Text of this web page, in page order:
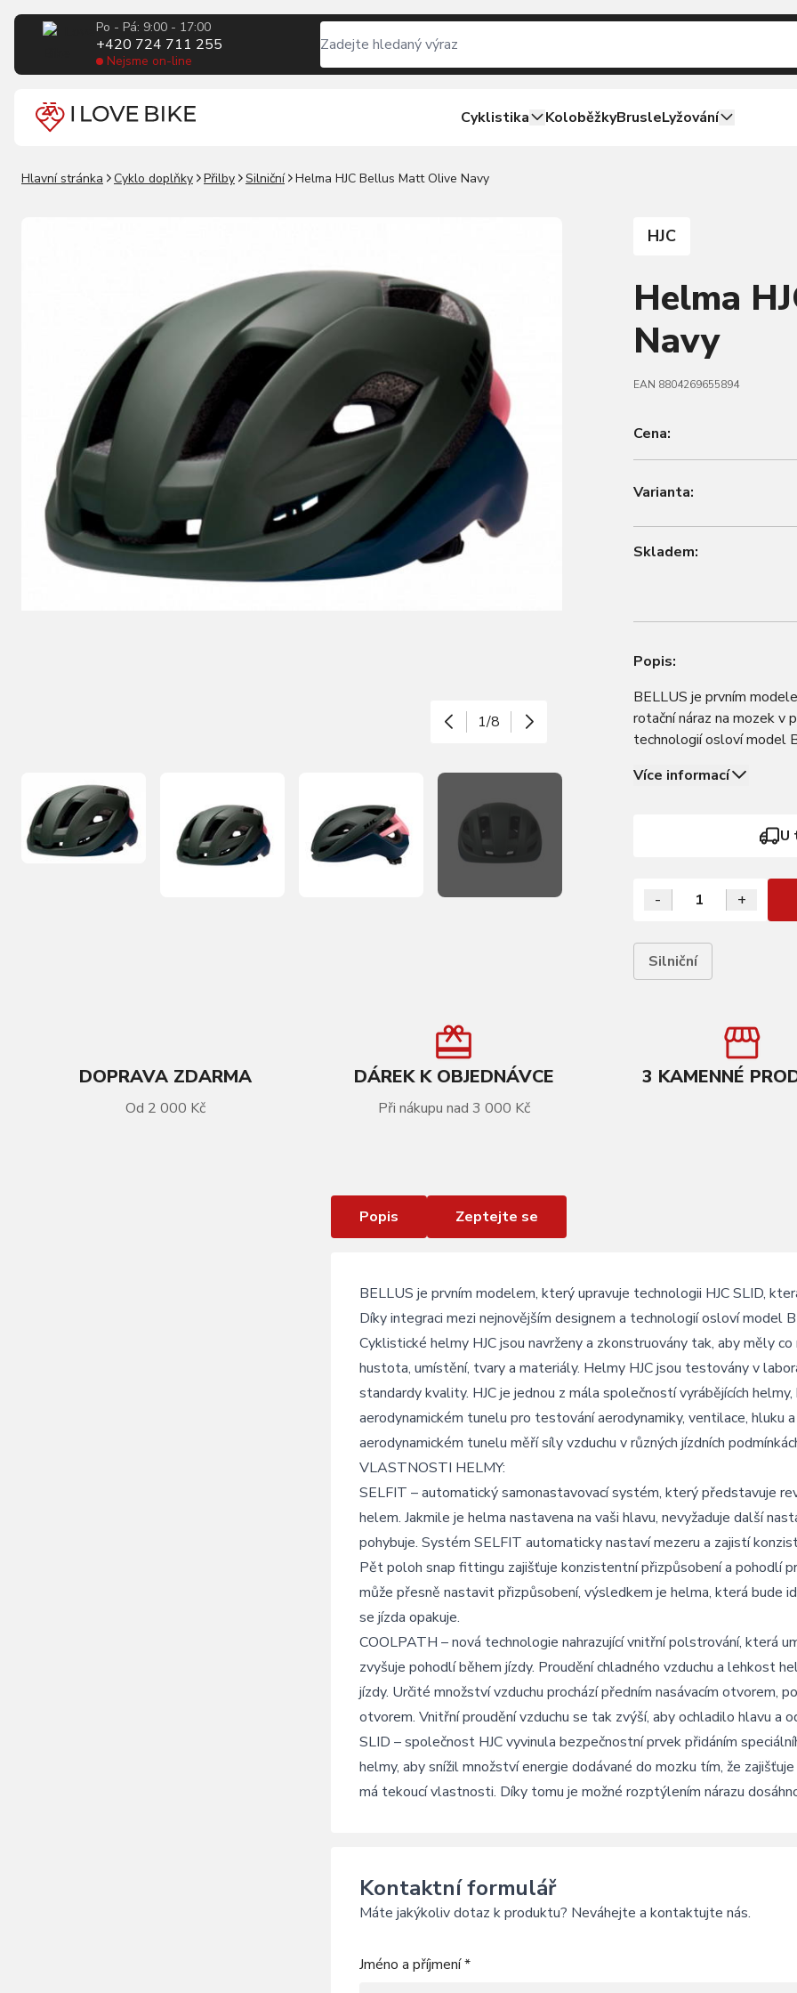
Po - Pá: 9:00 - 17:00
+420 724 711 255
Nejsme on-line
Cyklistika KoloběžkyBrusleLyžování
Hlavní stránka Cyklo doplňky Přilby Silniční Helma HJC Bellus Matt Olive Navy
1/8
HJC
Helma
Navy
EAN 8804269655894
Cena:
Varianta:
Skladem:
Popis:
BELLUS je prvním
rotační náraz na mozek v
technologií osloví model
Více informací
U
- +
Silniční
DOPRAVA ZDARMA
Od 2 000 Kč
DÁREK K OBJEDNÁVCE
Při nákupu nad 3 000 Kč
3 KAMENNÉ
Popis Zeptejte se
BELLUS je prvním modelem, který upravuje technologii HJC SLID,
Díky integraci mezi nejnovějším designem a technologií osloví model
Cyklistické helmy HJC jsou navrženy a zkonstruovány tak, aby měly
hustota, umístění, tvary a materiály. Helmy HJC jsou testovány v
standardy kvality. HJC je jednou z mála společností vyrábějících
aerodynamickém tunelu pro testování aerodynamiky, ventilace, hluku
aerodynamickém tunelu měří síly vzduchu v různých jízdních
VLASTNOSTI HELMY:
SELFIT – automatický samonastavovací systém, který představuje
helem. Jakmile je helma nastavena na vaši hlavu, nevyžaduje další
pohybuje. Systém SELFIT automaticky nastaví mezeru a zajistí
Pět poloh snap fittingu zajišťuje konzistentní přizpůsobení a pohodlí
může přesně nastavit přizpůsobení, výsledkem je helma, která bude
se jízda opakuje.
COOLPATH – nová technologie nahrazující vnitřní polstrování, která
zvyšuje pohodlí během jízdy. Proudění chladného vzduchu a lehkost
jízdy. Určité množství vzduchu prochází předním nasávacím otvorem,
otvorem. Vnitřní proudění vzduchu se tak zvýší, aby ochladilo hlavu a
SLID – společnost HJC vyvinula bezpečnostní prvek přidáním
helmy, aby snížil množství energie dodávané do mozku tím, že
má tekoucí vlastnosti. Díky tomu je možné rozptýlením nárazu
Kontaktní formulář
Máte jakýkoliv dotaz k produktu? Neváhejte a kontaktujte nás.
Jméno a příjmení *